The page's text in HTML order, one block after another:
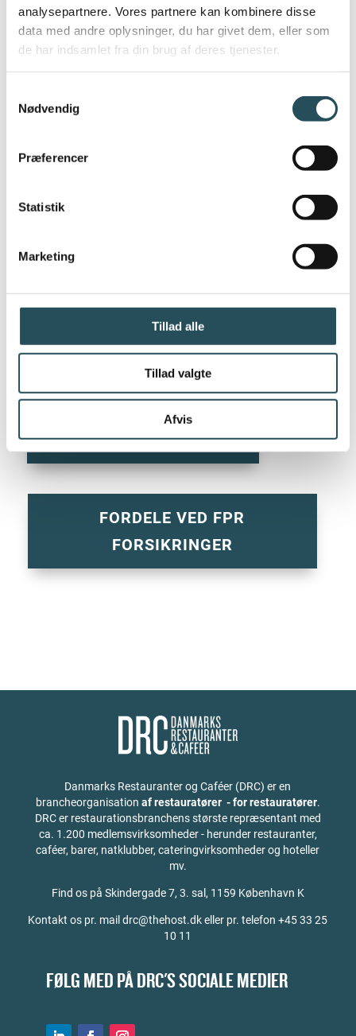
analysepartnere. Vores partnere kan kombinere disse
data med andre oplysninger, du har givet dem, eller som
de har indsamlet fra din brug af deres tjenester.
Nødvendig
Præferencer
Statistik
Marketing
Tillad alle
Tillad valgte
Afvis
FORDELE SOM DRC-MEDLEM
Over ti års erfaring i
Personlig forsikringsmægler – dette for
at sikre tilgængelighed for medlem og
Branchespecifik rådgivning
fokus på undersøgelse af nuværende
Tilpasning af forsikringsløsning til det
Skræddersyet forsikringsprogram som er
tilpasset branchen
BLIV KONTAKTET AF FPR
FORDELE VED FPR
FORSIKRINGER
Danmarks Restauranter og Caféer (DRC) er en
brancheorganisation af restauratører - for restauratører.
DRC er restaurationsbranchens største repræsentant med
ca. 1.200 medlemsvirksomheder - herunder restauranter,
caféer, barer, natklubber, cateringvirksomheder og hoteller
mv.
Find os på Skindergade 7, 3. sal, 1159 København K
Kontakt os pr. mail drc@thehost.dk eller pr. telefon +45 33 25
10 11
FØLG MED PÅ DRC'S SOCIALE MEDIER